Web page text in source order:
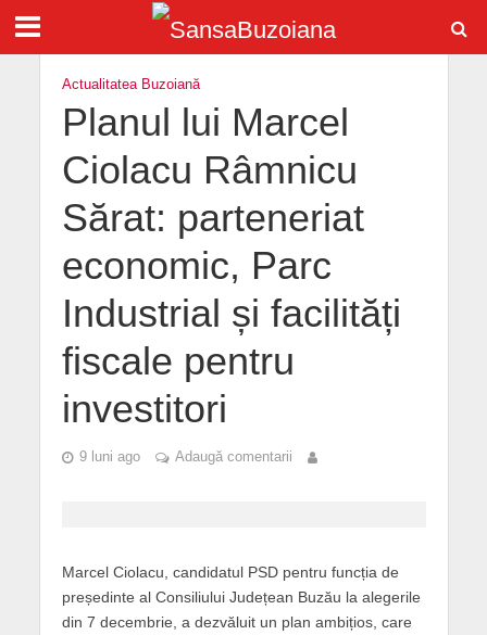
Actualitatea Buzoiană
Planul lui Marcel
Ciolacu Râmnicu
Sărat: parteneriat
economic, Parc
Industrial și facilități
fiscale pentru
investitori
9 luni ago Adaugă comentarii
Marcel Ciolacu, candidatul PSD pentru funcția de
președinte al Consiliului Județean Buzău la alegerile
din 7 decembrie, a dezvăluit un plan ambițios, care